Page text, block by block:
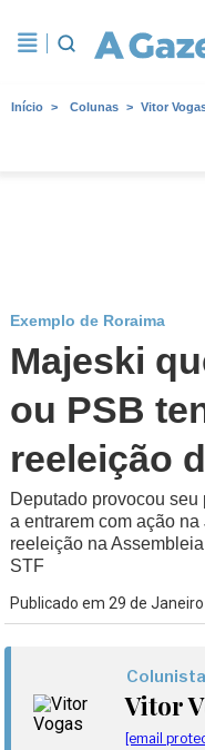
Início Colunas Vitor
Exemplo de Roraima
Majeski
ou PSB
reeleição
Deputado provocou
a entrarem com ação
reeleição na
STF
Publicado em 29 de
Colunista
Vitor
[email